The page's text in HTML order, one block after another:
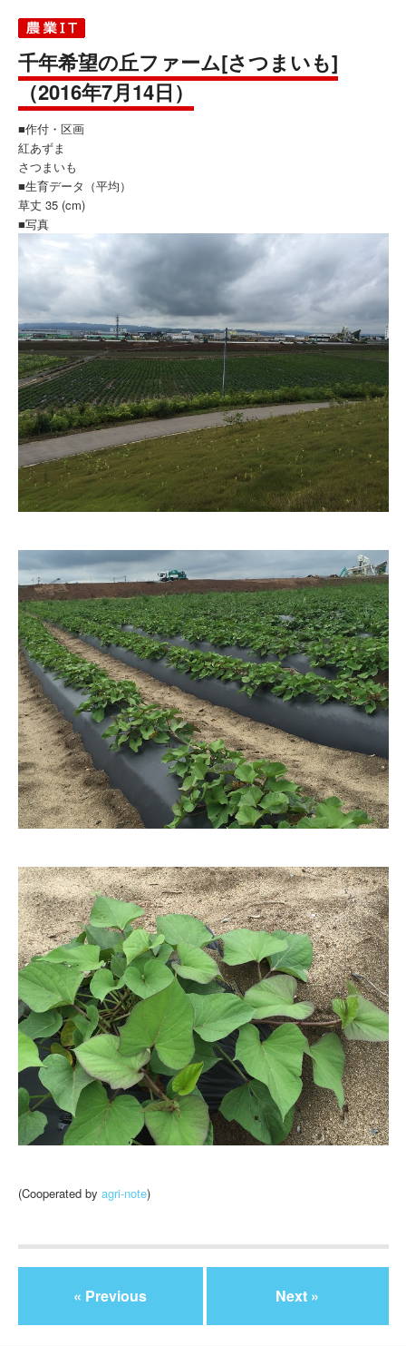
千年希望の丘ファーム[さつまいも]
（2016年7月14日）
■作付・区画
紅あずま
さつまいも
■生育データ（平均）
草丈 35 (cm)
■写真
(Cooperated by agri-note)
« Previous Next »